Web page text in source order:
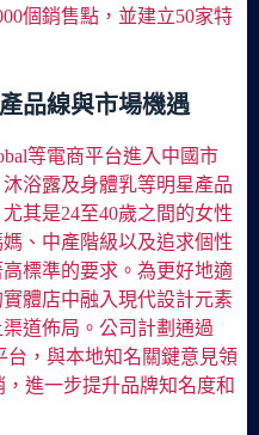
個銷售點，並建立50家特
品線與市場機遇
等電商平台進入中國市
浴露及身體乳等明星產品
其是24至40歲之間的女性
、中產階級以及追求個性
標準的要求。為更好地適
體店中融入現代設計元素
道佈局。公司計劃通過
台，與本地知名關鍵意見領
進一步提升品牌知名度和